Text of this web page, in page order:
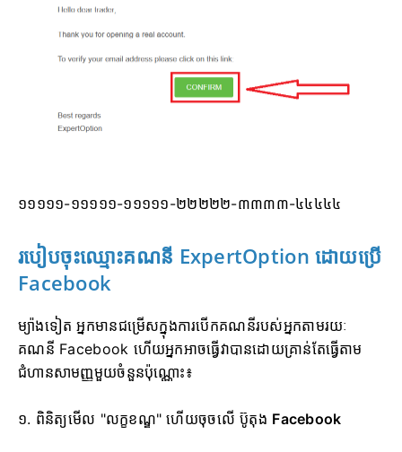
១១១១១-១១១១១-១១១១១-២២២២២-៣៣៣៣-៤៤៤៤៤
របៀបចុះឈ្មោះគណនី ExpertOption ដោយប្រើ
Facebook
ម្យ៉ាងទៀត អ្នកមានជម្រើសក្នុងការបើកគណនីរបស់អ្នកតាមរយៈ
គណនី Facebook ហើយអ្នកអាចធ្វើវាបានដោយគ្រាន់តែធ្វើតាម
ជំហានសាមញ្ញមួយចំនួនប៉ុណ្ណោះ៖
១. ពិនិត្យមើល "លក្ខខណ្ឌ" ហើយចុចលើប៊ូតុង Facebook